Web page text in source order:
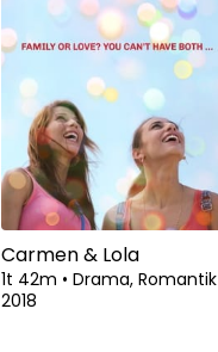
Carmen & Lola
1t 42m • Drama, Romantik
2018